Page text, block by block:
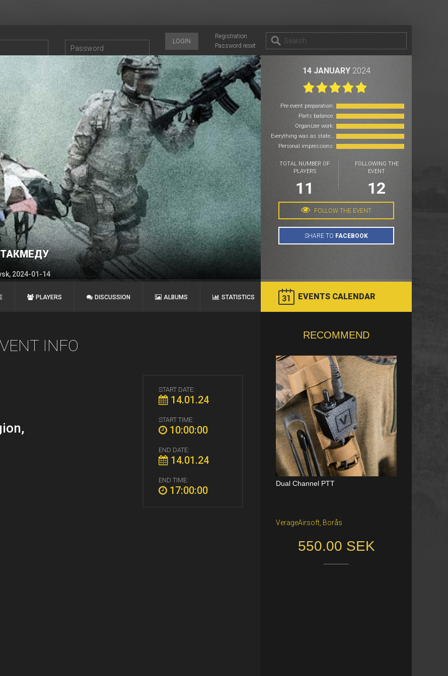
Registration
Password reset
LOGIN
14 JANUARY2024
Pre event preparation:
Parts balance:
Organizer work:
Everything was as stated:
Personal impressions:
TOTAL NUMBER OF
PLAYERS
11
FOLLOWING THE
EVENT
12
FOLLOW THE EVENT
2024-01-14
PLAYERS DISCUSSION ALBUMS STATISTICS EVENTS CALENDAR
INFO
START DATE:
14.01.24
START TIME:
10:00:00
END DATE:
14.01.24
END TIME:
17:00:00
RECOMMEND
Dual Channel PTT
VerageAirsoft, Borås
550.00 SEK
Katana Battle Belt / Color: Ranger Gr
Freiburg im Breisgau
40.00 €